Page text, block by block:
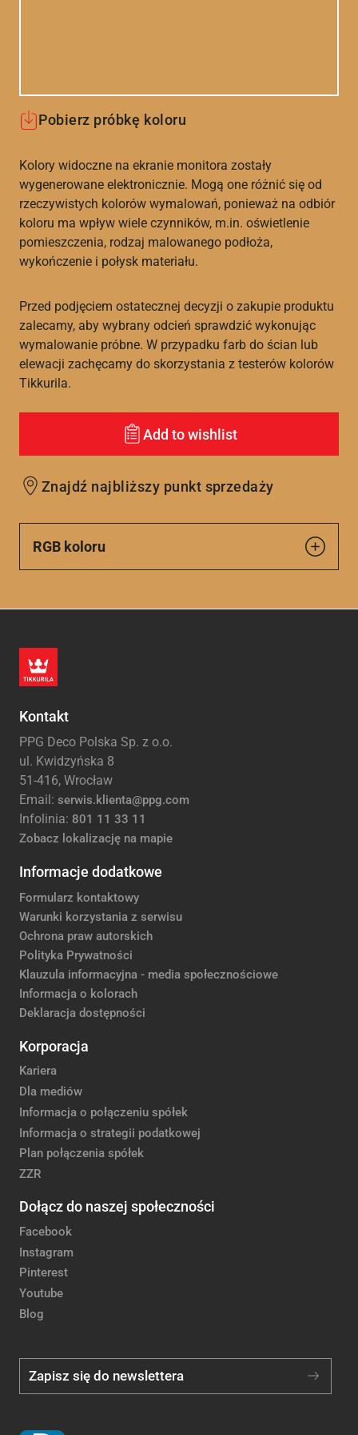
Pobierz próbkę koloru
Kolory widoczne na ekranie monitora zostały
wygenerowane elektronicznie. Mogą one różnić się od
rzeczywistych kolorów wymalowań, ponieważ na odbiór
koloru ma wpływ wiele czynników, m.in. oświetlenie
pomieszczenia, rodzaj malowanego podłoża,
wykończenie i połysk materiału.
Przed podjęciem ostatecznej decyzji o zakupie produktu
zalecamy, aby wybrany odcień sprawdzić wykonując
wymalowanie próbne. W przypadku farb do ścian lub
elewacji zachęcamy do skorzystania z testerów kolorów
Tikkurila.
Add to wishlist
Znajdź najbliższy punkt sprzedaży
RGB koloru
Kontakt
PPG Deco Polska Sp. z o.o.
ul. Kwidzyńska 8
51-416, Wrocław
Email: serwis.klienta@ppg.com
Infolinia: 801 11 33 11
Zobacz lokalizację na mapie
Informacje dodatkowe
Formularz kontaktowy
Warunki korzystania z serwisu
Ochrona praw autorskich
Polityka Prywatności
Klauzula informacyjna - media społecznościowe
Informacja o kolorach
Deklaracja dostępności
Korporacja
Kariera
Dla mediów
Informacja o połączeniu spółek
Informacja o strategii podatkowej
Plan połączenia spółek
ZZR
Dołącz do naszej społeczności
Facebook
Instagram
Pinterest
Youtube
Blog
Zapisz się do newslettera